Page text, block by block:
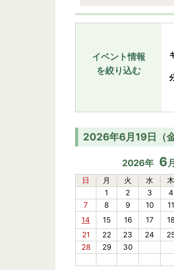
イベント情報
を絞り込む
2026年6月19日（
2026年 6月
日 月 火 水 木
1
2 3 4
7
8 9 10 11
14
15 16 17
21
22 23 24
28
29 30